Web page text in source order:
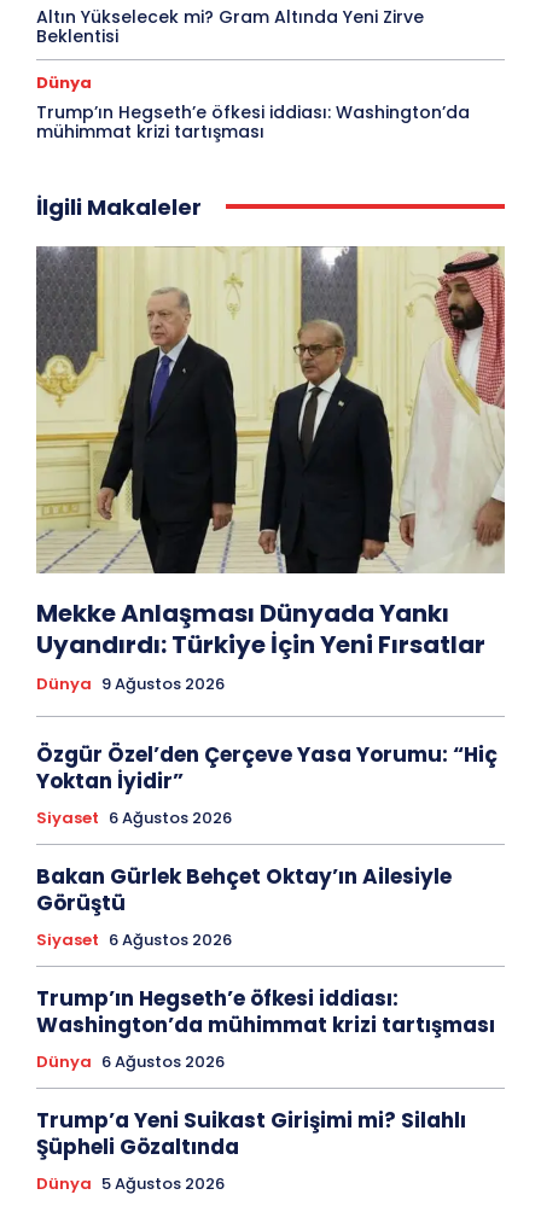
Altın Yükselecek mi? Gram Altında Yeni Zirve
Beklentisi
Dünya
Trump’ın Hegseth’e öfkesi iddiası: Washington’da
mühimmat krizi tartışması
İlgili Makaleler
Mekke Anlaşması Dünyada Yankı
Uyandırdı: Türkiye İçin Yeni Fırsatlar
Dünya 9 Ağustos 2026
Özgür Özel’den Çerçeve Yasa Yorumu: “Hiç
Yoktan İyidir”
Siyaset 6 Ağustos 2026
Bakan Gürlek Behçet Oktay’ın Ailesiyle
Görüştü
Siyaset 6 Ağustos 2026
Trump’ın Hegseth’e öfkesi iddiası:
Washington’da mühimmat krizi tartışması
Dünya 6 Ağustos 2026
Trump’a Yeni Suikast Girişimi mi? Silahlı
Şüpheli Gözaltında
Dünya 5 Ağustos 2026